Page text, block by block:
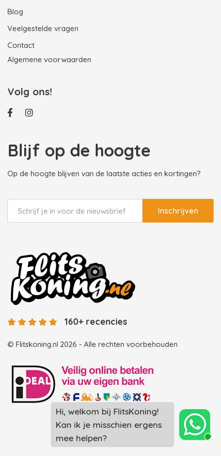
Hi, welkom bij FlitsKoning!
Kan ik je misschien ergens
mee helpen?
Blog
Veelgestelde vragen
Contact
Algemene voorwaarden
Volg ons!
Blijf op de hoogte
Op de hoogte blijven van de laatste acties en kortingen?
Inschrijven
© Flitskoning.nl 2026 - Alle rechten voorbehouden
160+ recencies
Landingspagina overzicht photobooths
Landingspagina overzicht videobooths
Photobooth huren in Spijkenisse